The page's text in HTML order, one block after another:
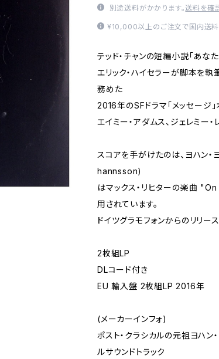
別途送料がかかります。送料を確
¥10,000以上のご注文で国内送料
テッド・チャンの短編小説「あな
エリック・ハイセラーが脚本を執
務めた
2016年のSFドラマ「メッセージ
エイミー・アダムス、ジェレミー
スコアを手がけたのは、ヨハン
hannsson)
はマックス・リヒターの楽曲
用されています。
ドイツグラモフォンからのリリース
2枚組LP
DLコード付き
EU 輸入盤 2枚組LP 2016年
(メーカーインフォ)
ポスト・クラシカルの元祖ヨハン
ルサウンドトラック